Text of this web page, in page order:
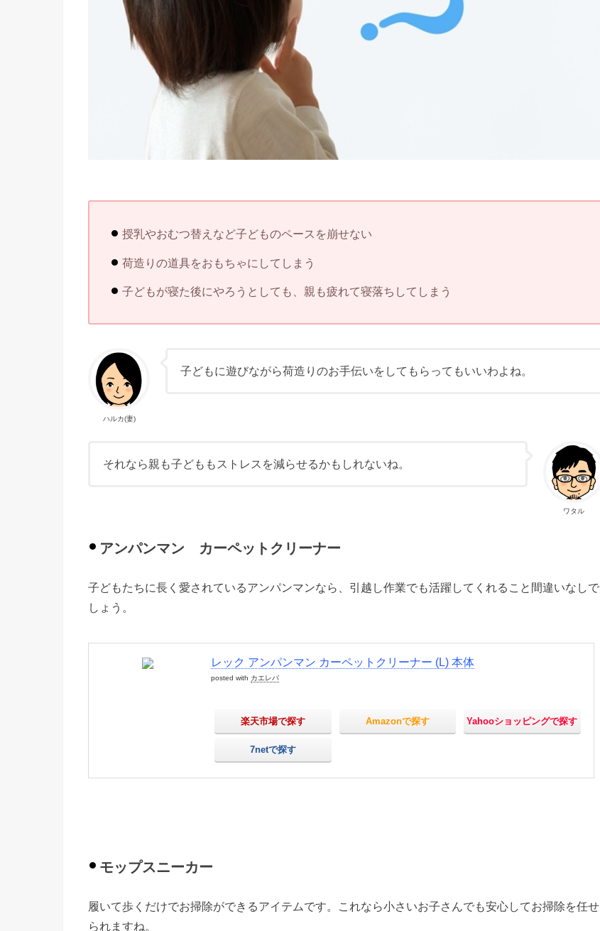
授乳やおむつ替えなど子どものペースを崩せない
荷造りの道具をおもちゃにしてしまう
子どもが寝た後にやろうとしても、親も疲れて寝落ちしてしまう
ハルカ(妻)
子どもに遊びながら荷造りのお手伝いをしてもらってもいいわよね。
ワタル
それなら親も子どももストレスを減らせるかもしれないね。
アンパンマン カーペットクリーナー
子どもたちに長く愛されているアンパンマンなら、引越し作業でも活躍してくれること間違いなしで
しょう。
レック アンパンマン カーペットクリーナー (L) 本体
posted with カエレバ
楽天市場で探す Amazonで探す Yahooショッピングで探す
7netで探す
モップスニーカー
履いて歩くだけでお掃除ができるアイテムです。これなら小さいお子さんでも安心してお掃除を任せ
られますね。